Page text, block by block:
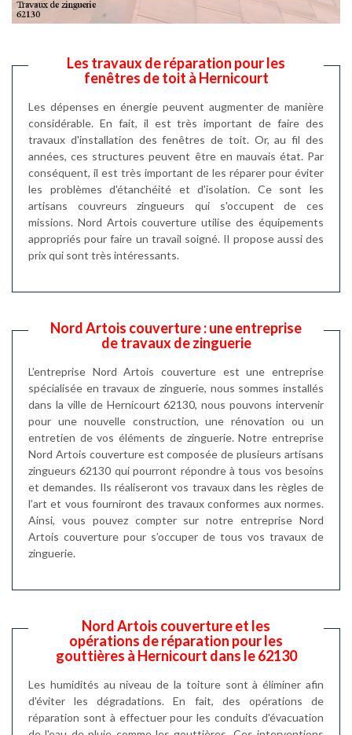
Les travaux de réparation pour les
fenêtres de toit à Hernicourt
Les dépenses en énergie peuvent augmenter de manière
considérable. En fait, il est très important de faire des
travaux d'installation des fenêtres de toit. Or, au fil des
années, ces structures peuvent être en mauvais état. Par
conséquent, il est très important de les réparer pour éviter
les problèmes d'étanchéité et d'isolation. Ce sont les
artisans couvreurs zingueurs qui s'occupent de ces
missions. Nord Artois couverture utilise des équipements
appropriés pour faire un travail soigné. Il propose aussi des
prix qui sont très intéressants.
Nord Artois couverture : une entreprise
de travaux de zinguerie
L’entreprise Nord Artois couverture est une entreprise
spécialisée en travaux de zinguerie, nous sommes installés
dans la ville de Hernicourt 62130, nous pouvons intervenir
pour une nouvelle construction, une rénovation ou un
entretien de vos éléments de zinguerie. Notre entreprise
Nord Artois couverture est composée de plusieurs artisans
zingueurs 62130 qui pourront répondre à tous vos besoins
et demandes. Ils réaliseront vos travaux dans les règles de
l’art et vous fourniront des travaux conformes aux normes.
Ainsi, vous pouvez compter sur notre entreprise Nord
Artois couverture pour s’occuper de tous vos travaux de
zinguerie.
Nord Artois couverture et les
opérations de réparation pour les
gouttières à Hernicourt dans le 62130
Les humidités au niveau de la toiture sont à éliminer afin
d'éviter les dégradations. En fait, des opérations de
réparation sont à effectuer pour les conduits d'évacuation